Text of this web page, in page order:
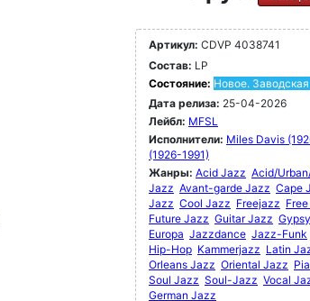
Артикул: CDVP 4038741
Состав: LP
Состояние: Новое.
Дата релиза: 25-04-2026
Лейбл: MFSL
Исполнители: Miles Davis
(1926-1991)
Жанры: Acid Jazz Acid/
Jazz Avant-garde Jazz Cape
Jazz Cool Jazz Freejazz
Future Jazz Guitar Jazz
Europa Jazzdance Jazz-Funk
Hip-Hop Kammerjazz Latin
Orleans Jazz Oriental Jazz
Soul Jazz Soul-Jazz Vocal
German Jazz